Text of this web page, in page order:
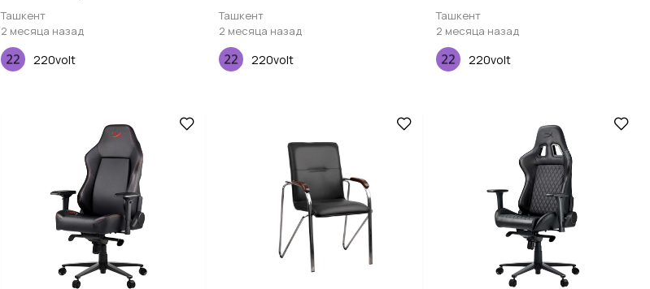
Black
Ташкент
2 месяца назад
220volt
Ташкент
2 месяца назад
220volt
Ташкент
2 месяца назад
220volt